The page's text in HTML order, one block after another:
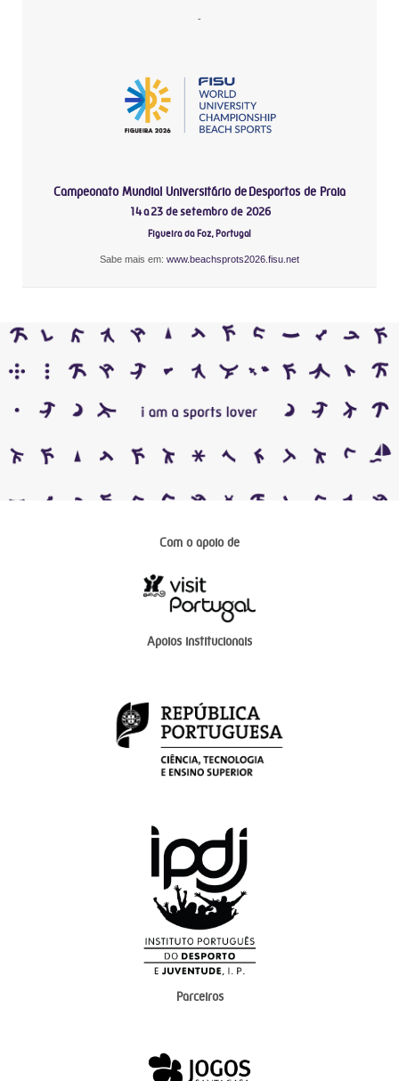
-
Campeonato Mundial Universitário de Desportos de Praia
14 a 23 de setembro de 2026
Figueira da Foz, Portugal
Sabe mais em: www.beachsprots2026.fisu.net
Com o apoio de
Apoios institucionais
Parceiros